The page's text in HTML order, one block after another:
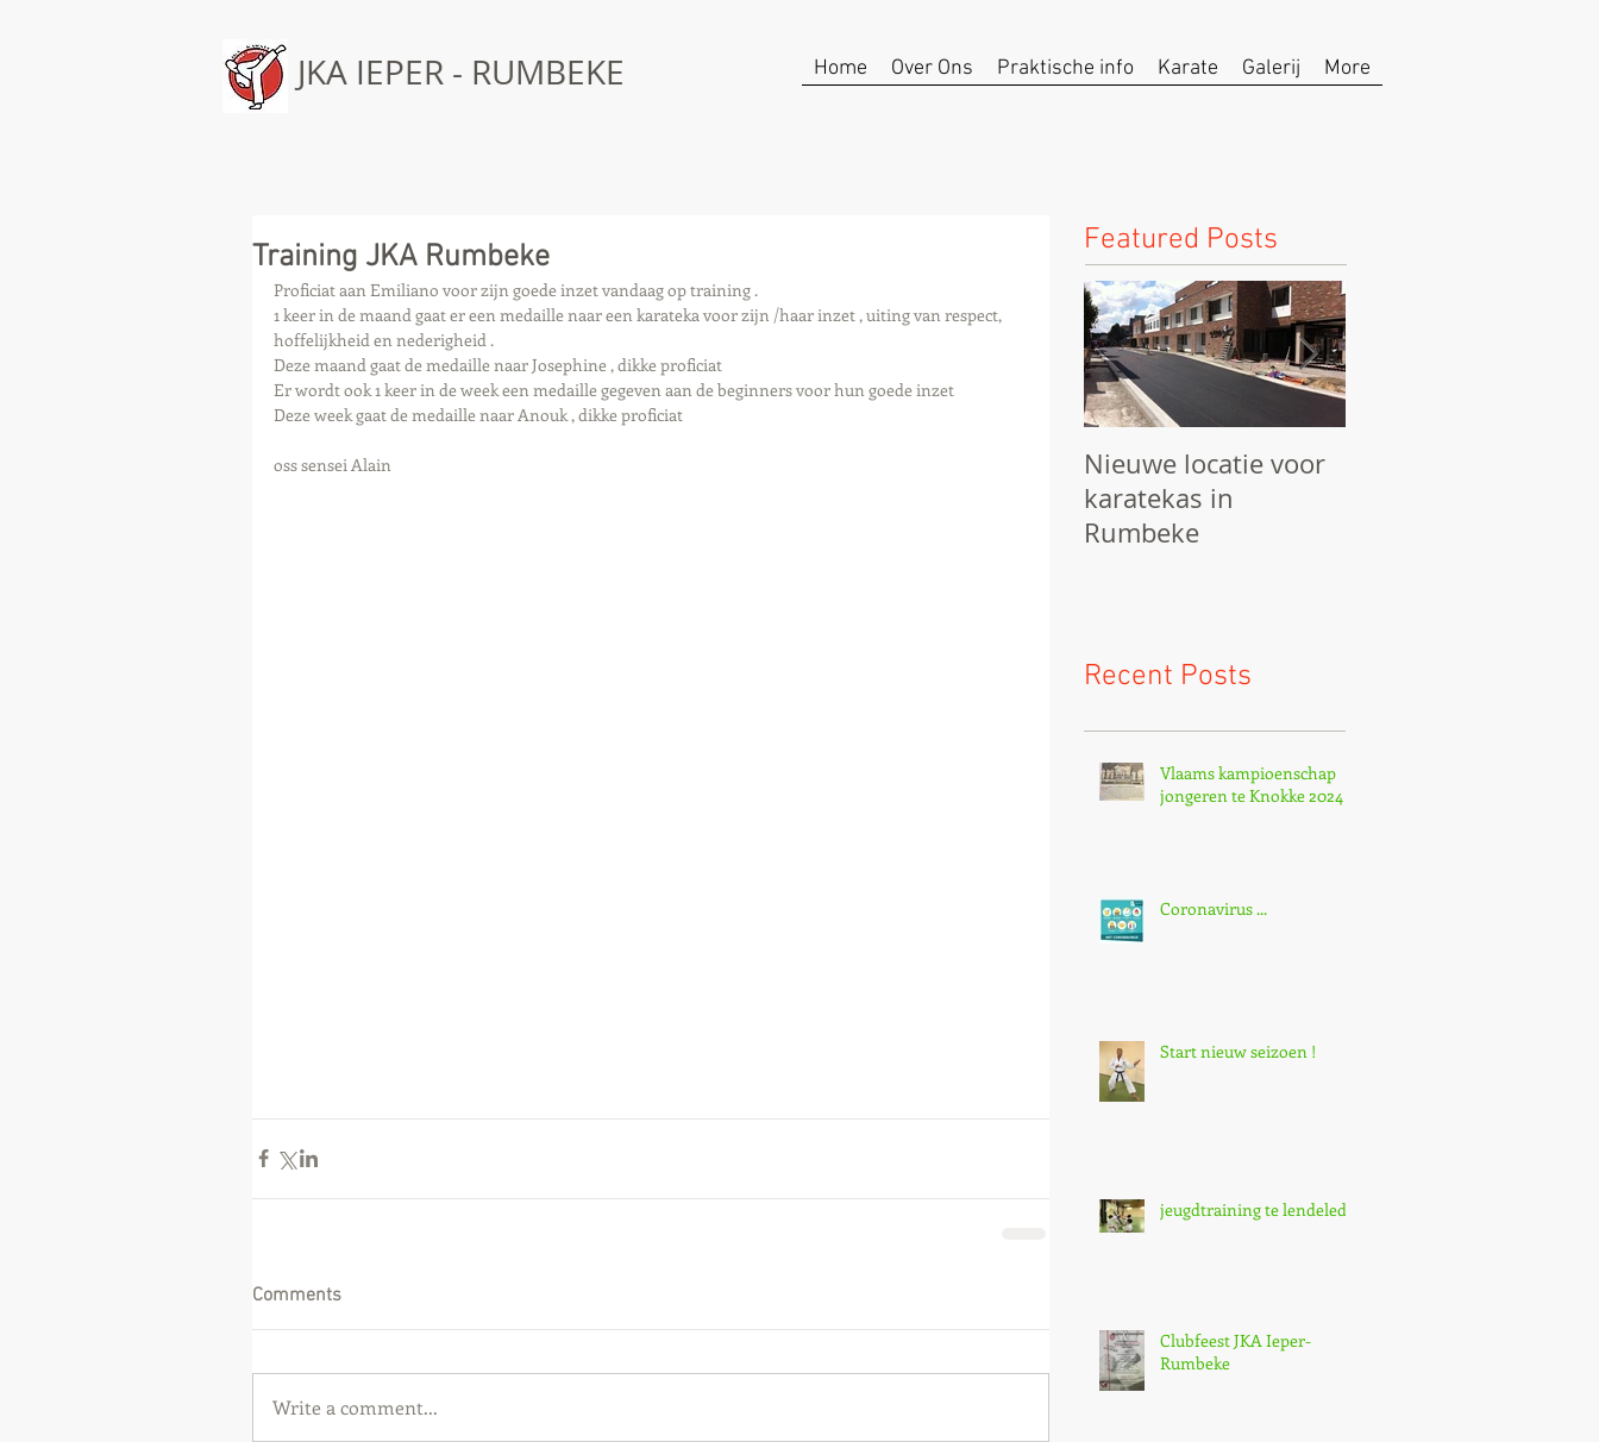
JKA IEPER - RUMBEKE Home Over Ons Praktische info Karate Galerij More
Training JKA Rumbeke
Proficiat aan Emiliano voor zijn goede inzet vandaag op training .
1 keer in de maand gaat er een medaille naar een karateka voor zijn /haar inzet , uiting van respect,
hoffelijkheid en nederigheid .
Deze maand gaat de medaille naar Josephine , dikke proficiat
Er wordt ook 1 keer in de week een medaille gegeven aan de beginners voor hun goede inzet
Deze week gaat de medaille naar Anouk , dikke proficiat
oss sensei Alain
Comments
Write a comment...
Featured Posts
Nieuwe locatie voor
karatekas in
Rumbeke
Recent Posts
Vlaams kampioenschap
jongeren te Knokke 2024
Coronavirus ...
Start nieuw seizoen !
jeugdtraining te lendelede,
Clubfeest JKA Ieper-
Rumbeke